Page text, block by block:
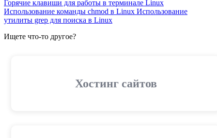
Горячие клавиши для работы в терминале Linux
Использование команды chmod в Linux Использование
утилиты grep для поиска в Linux
Ищете что-то другое?
Хостинг сайтов